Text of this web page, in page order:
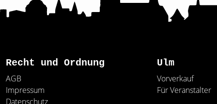
Recht und Ordnung
AGB
Impressum
Datenschutz
Ulm
Vorverkauf
Für Veranstalter